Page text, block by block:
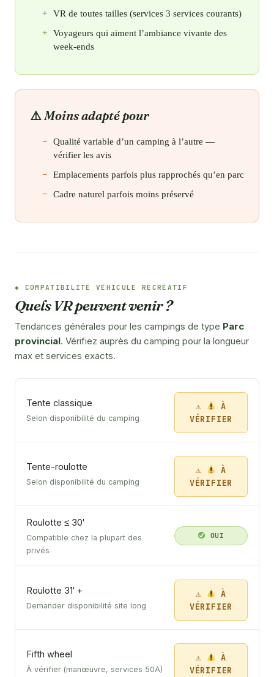
VR de toutes tailles (services 3 services courants)
Voyageurs qui aiment l’ambiance vivante des
week-ends
Moins adapté pour
Qualité variable d’un camping à l’autre —
vérifier les avis
Emplacements parfois plus rapprochés qu’en parc
Cadre naturel parfois moins préservé
COMPATIBILITÉ VÉHICULE RÉCRÉATIF
Quels VR peuvent venir ?
Tendances générales pour les campings de type Parc
provincial. Vérifiez auprès du camping pour la longueur
max et services exacts.
Tente classique
Selon disponibilité du camping
À
VÉRIFIER
Tente-roulotte
Selon disponibilité du camping
À
VÉRIFIER
Roulotte ≤ 30′
Compatible chez la plupart des
privés
OUI
Roulotte 31′ +
Demander disponibilité site long
À
VÉRIFIER
Fifth wheel
À vérifier (manœuvre, services 50A)
À
VÉRIFIER